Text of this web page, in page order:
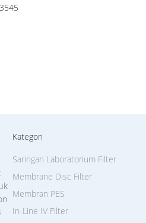
Kategori
In-Line IV Filter
Saringan Laboratorium Filter
Membrane Disc Filter
Membran PES